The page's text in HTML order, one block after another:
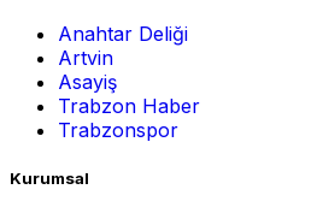
Anahtar Deliği
Artvin
Asayiş
Trabzon Haber
Trabzonspor
Kurumsal